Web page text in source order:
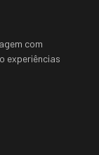
com
experiências